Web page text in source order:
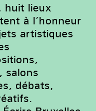
huit lieux
à l’honneur
artistiques
salons
débats,